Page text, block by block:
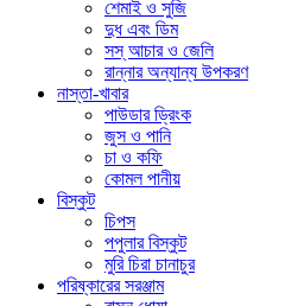
শেমাই ও সুজি
দুধ এবং ডিম
সস্ আচার ও জেলি
রান্নার অন্যান্য উপকরণ
নাস্তা-খাবার
পাউডার ড্রিংক
জুস ও পানি
চা ও কফি
কোমল পানীয়
বিস্কুট
চিপস
পপুলার বিস্কুট
মুরি চিরা চানাচুর
পরিষ্কারের সরঞ্জাম